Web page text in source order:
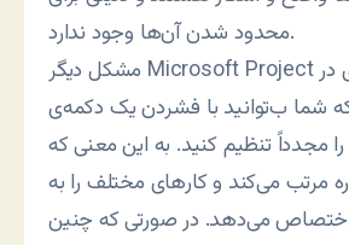
محدود شدن آن‌ها وجود ندارد.
مشکل دیگر Microsoft Project این است که طوری در
شما ب‌توانید با فشردن یک دکمه‌ی
مجدداً تنظیم کنید. به این معنی که
مرتب می‌کند و کارهای مختلف را به
اختصاص می‌دهد. در صورتی که چنین